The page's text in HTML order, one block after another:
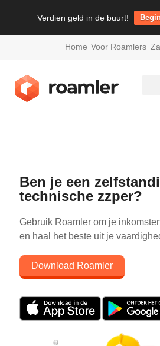
Verdien geld in de buurt!
Home Voor Roamlers
Ben je een
technische zzper?
Gebruik Roamler om je
en haal het beste uit je
Download Roamler